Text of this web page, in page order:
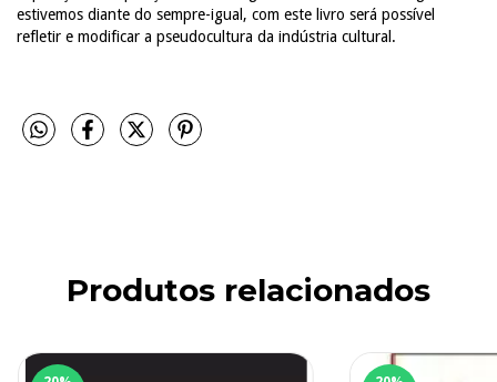
estivemos diante do sempre-igual, com este livro será possível
refletir e modificar a pseudocultura da indústria cultural.
Produtos relacionados